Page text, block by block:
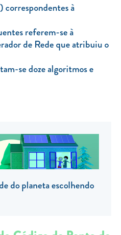
correspondentes à
referem-se à
de Rede que atribuiu o
se doze algoritmos e
do planeta escolhendo